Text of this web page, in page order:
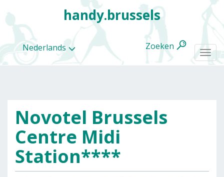
Nederlands
handy.brussels
Zoeken
Novotel Brussels
Centre Midi
Station****
Alle
categorieën